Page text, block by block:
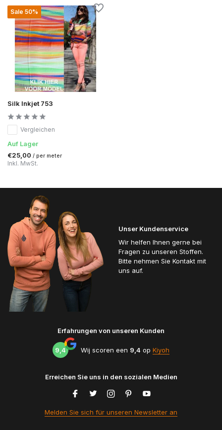
Sale 50%
Silk Inkjet 753
Vergleichen
Auf Lager
€25,00 / per meter
Inkl. MwSt.
Unser Kundenservice
Wir helfen Ihnen gerne bei
Fragen zu unseren Stoffen.
Bitte nehmen Sie Kontakt mit
uns auf.
Erfahrungen von unseren Kunden
9,4 Wij scoren een 9,4 op Kiyoh
Erreichen Sie uns in den sozialen Medien
Melden Sie sich für unseren Newsletter an